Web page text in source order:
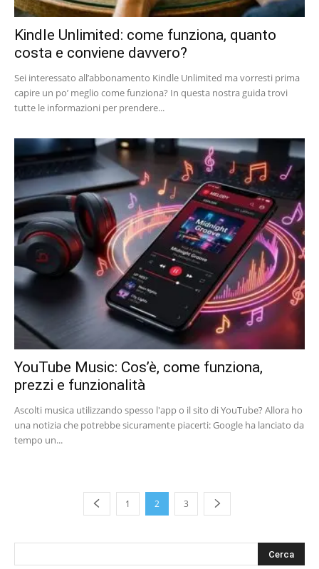
Kindle Unlimited: come funziona, quanto
costa e conviene davvero?
Sei interessato all’abbonamento Kindle Unlimited ma vorresti prima
capire un po’ meglio come funziona? In questa nostra guida trovi
tutte le informazioni per prendere...
YouTube Music: Cos’è, come funziona,
prezzi e funzionalità
Ascolti musica utilizzando spesso l'app o il sito di YouTube? Allora ho
una notizia che potrebbe sicuramente piacerti: Google ha lanciato da
tempo un...
1 2 3
s